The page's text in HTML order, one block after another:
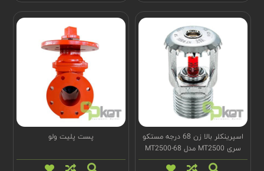
اسپرینکلر بالا زن 68 درجه مستکو
سری MT2500 مدل MT2500-68
پست پلیت ولو